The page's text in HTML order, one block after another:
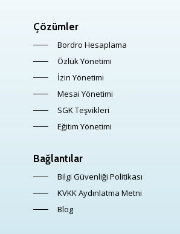
Çözümler
Bordro Hesaplama
Özlük Yönetimi
İzin Yönetimi
Mesai Yönetimi
SGK Teşvikleri
Eğitim Yönetimi
Bağlantılar
Bilgi Güvenliği Politikası
KVKK Aydınlatma Metni
Blog